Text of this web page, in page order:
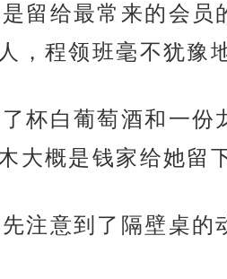
留给最常来的会
，程领班毫不犹豫
杯白葡萄酒和一
大概是钱家给她留
注意到了隔壁桌的